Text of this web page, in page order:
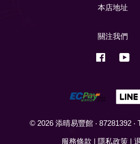
本店地址
關注我們
Facebook
© 2026 添晴易豐館 ‧ 87281392 ‧
服務條款 | 隱私政策 |